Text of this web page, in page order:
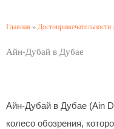
Главная » Достопримечательности
Айн-Дубай в Дубае
Айн-Дубай в Дубае (Ain
колесо обозрения,